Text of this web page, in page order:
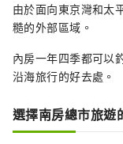
由於面向東京灣和太
糙的外部區域。
內房一年四季都可以
沿海旅行的好去處。
選擇南房總市旅遊